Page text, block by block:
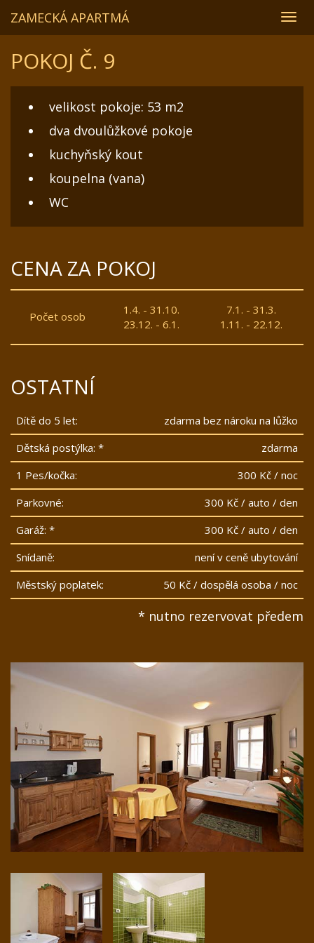
ZAMECKÁ APARTMÁ
POKOJ Č. 9
velikost pokoje: 53 m2
dva dvoulůžkové pokoje
kuchyňský kout
koupelna (vana)
WC
CENA ZA POKOJ
Počet osob
1.4. - 31.10.
23.12. - 6.1.
7.1. - 31.3.
1.11. - 22.12.
OSTATNÍ
Dítě do 5 let:
zdarma bez nároku na lůžko
Dětská postýlka: *
zdarma
1 Pes/kočka:
300 Kč / noc
Parkovné:
300 Kč / auto / den
Garáž: *
300 Kč / auto / den
Snídaně:
není v ceně ubytování
Městský poplatek:
50 Kč / dospělá osoba / noc
* nutno rezervovat předem